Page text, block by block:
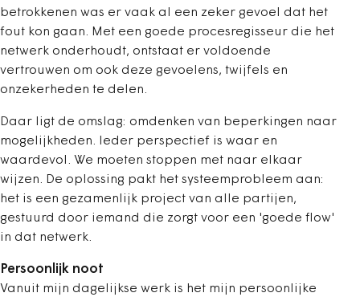
betrokkenen was er vaak al een zeker gevoel dat het
fout kon gaan. Met een goede procesregisseur die het
netwerk onderhoudt, ontstaat er voldoende
vertrouwen om ook deze gevoelens, twijfels en
onzekerheden te delen.
Daar ligt de omslag: omdenken van beperkingen naar
mogelijkheden. Ieder perspectief is waar en
waardevol. We moeten stoppen met naar elkaar
wijzen. De oplossing pakt het systeemprobleem aan:
het is een gezamenlijk project van alle partijen,
gestuurd door iemand die zorgt voor een 'goede flow'
in dat netwerk.
Persoonlijk noot
Vanuit mijn dagelijkse werk is het mijn persoonlijke